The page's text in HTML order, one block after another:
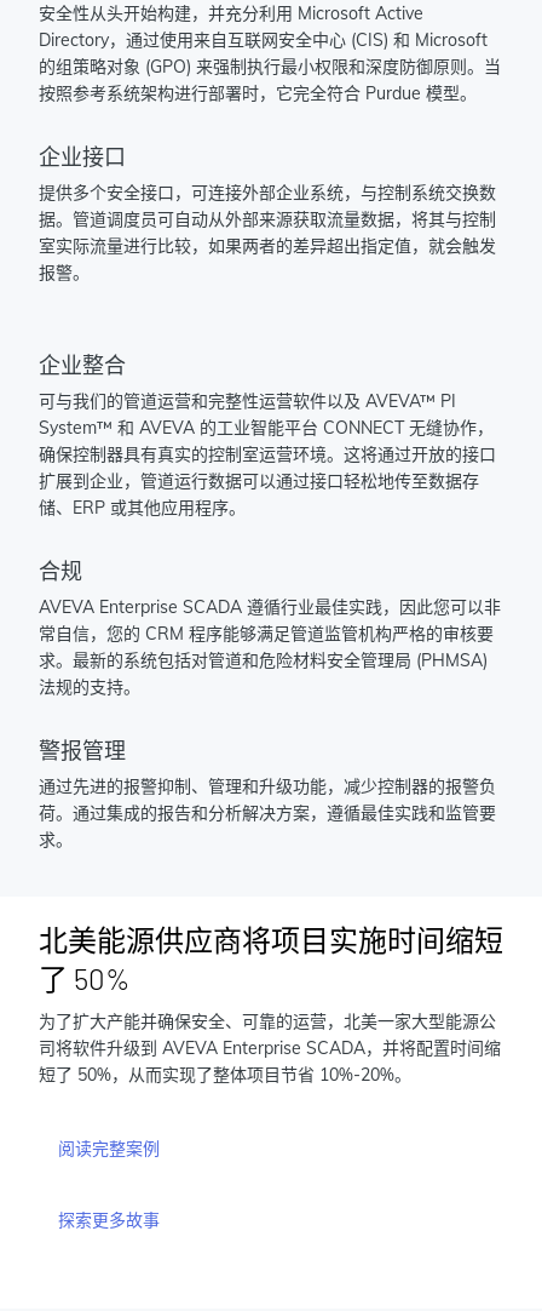
安全性从头开始构建，并充分利用 Microsoft Active
Directory，通过使用来自互联网安全中心 (CIS) 和 Microsoft
的组策略对象 (GPO) 来强制执行最小权限和深度防御原则。当
按照参考系统架构进行部署时，它完全符合 Purdue 模型。
企业接口
提供多个安全接口，可连接外部企业系统，与控制系统交换数
据。管道调度员可自动从外部来源获取流量数据，将其与控制
室实际流量进行比较，如果两者的差异超出指定值，就会触发
报警。
企业整合
可与我们的管道运营和完整性运营软件以及 AVEVA™ PI
System™ 和 AVEVA 的工业智能平台 CONNECT 无缝协作，
确保控制器具有真实的控制室运营环境。这将通过开放的接口
扩展到企业，管道运行数据可以通过接口轻松地传至数据存
储、ERP 或其他应用程序。
合规
AVEVA Enterprise SCADA 遵循行业最佳实践，因此您可以非
常自信，您的 CRM 程序能够满足管道监管机构严格的审核要
求。最新的系统包括对管道和危险材料安全管理局 (PHMSA)
法规的支持。
警报管理
通过先进的报警抑制、管理和升级功能，减少控制器的报警负
荷。通过集成的报告和分析解决方案，遵循最佳实践和监管要
求。
北美能源供应商将项目实施时间缩短
了 50%
为了扩大产能并确保安全、可靠的运营，北美一家大型能源公
司将软件升级到 AVEVA Enterprise SCADA，并将配置时间缩
短了 50%，从而实现了整体项目节省 10%-20%。
阅读完整案例
探索更多故事